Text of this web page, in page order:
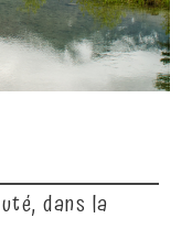
dans la